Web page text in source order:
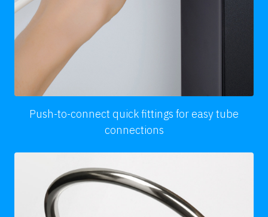
Push-to-connect quick fittings for easy tube
connections